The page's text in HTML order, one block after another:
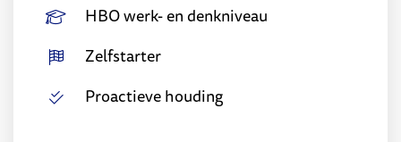
HBO werk- en denkniveau
Zelfstarter
Proactieve houding